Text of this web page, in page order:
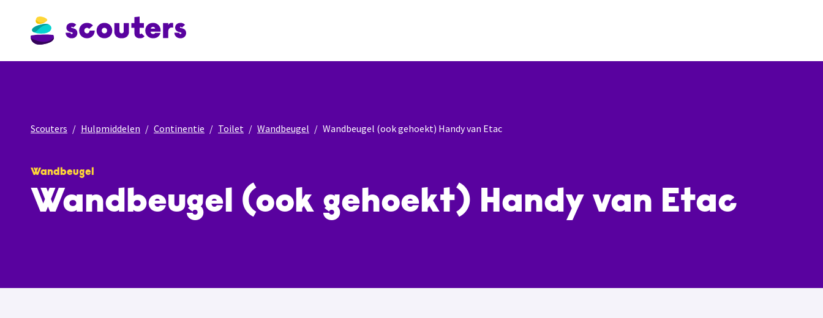
Scouters Hulpmiddelen Continentie Toilet Wandbeugel Wandbeugel (ook gehoekt) Handy van Etac
Wandbeugel
Wandbeugel (ook gehoekt) Handy van Etac